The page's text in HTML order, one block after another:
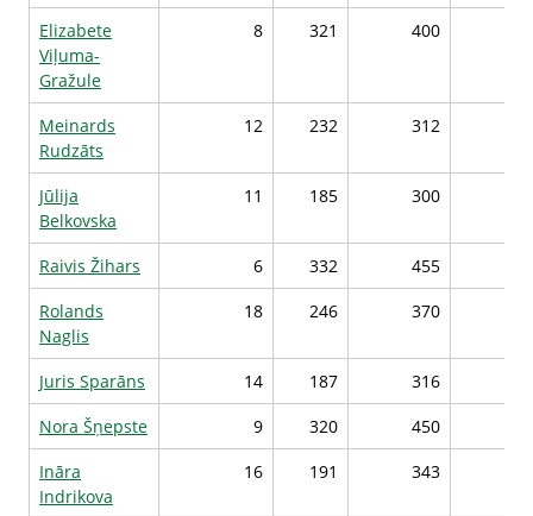
Elizabete
Viļuma-
Gražule
8 321 400
Meinards
Rudzāts
12 232 312
Jūlija
Belkovska
11 185 300
Raivis Žihars 6 332 455
Rolands
Naglis
18 246 370
Juris Sparāns 14 187 316
Nora Šņepste
9 320 450
Ināra
Indrikova
16 191 343